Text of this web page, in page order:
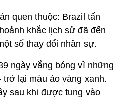
quen thuộc: Brazil tấn
khắc lịch sử đã đến
số thay đổi nhân sự.
ngày vắng bóng vì những
trở lại màu áo vàng xanh.
sau khi được tung vào